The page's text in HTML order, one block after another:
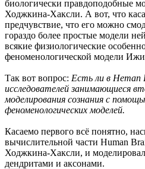
биологически правдоподобные
Ходжкина-Хаксли. А вот, что
предчувствие, что его можно
гораздо более простые модели
всякие физиологические
феноменологической модели
Так вот вопрос: Есть ли в Heman
исследователей занимающиеся
моделирования сознания с
феноменологических моделей.
Касаемо первого всё понятно,
вычислительной части Human
Ходжкина-Хаксли, и
дендритами и аксонами.